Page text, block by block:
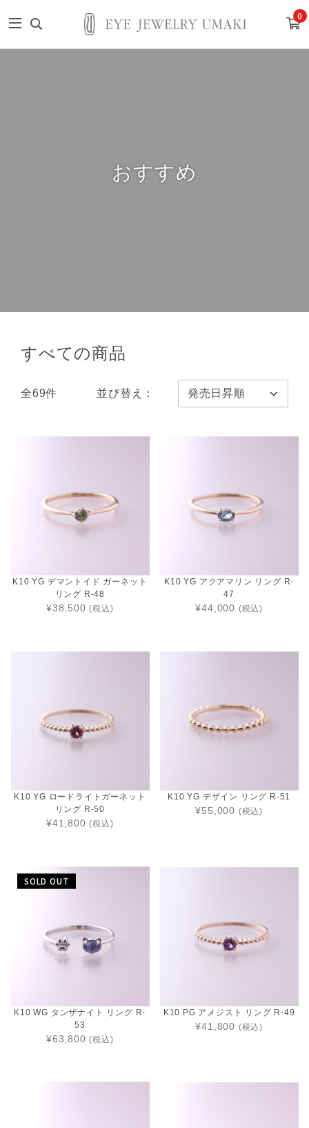
0
おすすめ
すべての商品
全69件 並び替え：
K10 YG デマントイド ガーネット
リング R-48
¥38,500 (税込)
K10 YG アクアマリン リング R-
47
¥44,000 (税込)
K10 YG ロードライトガーネット
リング R-50
¥41,800 (税込)
K10 YG デザイン リング R-51
¥55,000 (税込)
SOLD OUT
K10 WG タンザナイト リング R-
53
¥63,800 (税込)
K10 PG アメジスト リング R-49
¥41,800 (税込)